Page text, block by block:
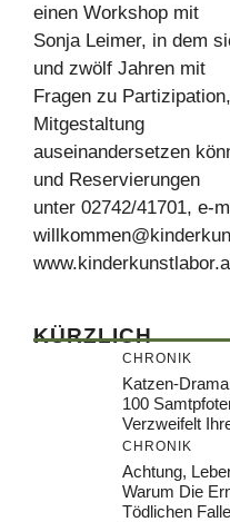
einen Workshop mit
Sonja Leimer, in dem
und zwölf Jahren mit
Fragen zu
Mitgestaltung
auseinandersetzen
und Reservierungen
unter 02742/41701, e-
KÜRZLICH
CHRONIK
Katzen-
100
Verzweifelt
CHRONIK
Achtung,
Warum Die
Tödlichen